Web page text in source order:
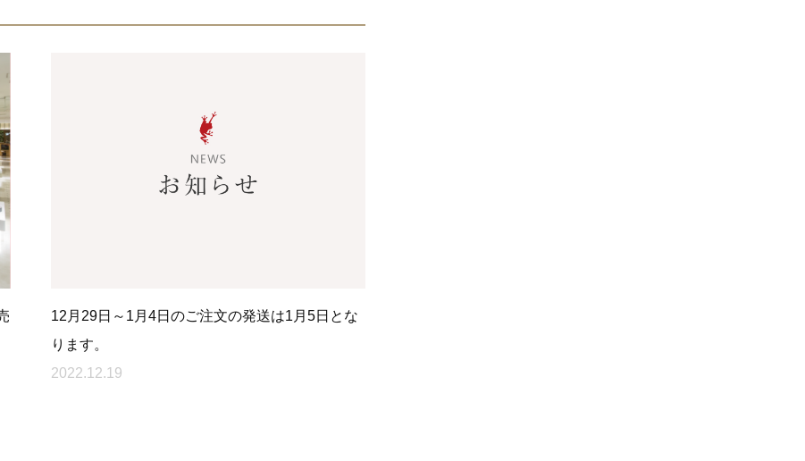
12月29日～1月4日のご注文の発送は1月5日とな
ります。
2022.12.19